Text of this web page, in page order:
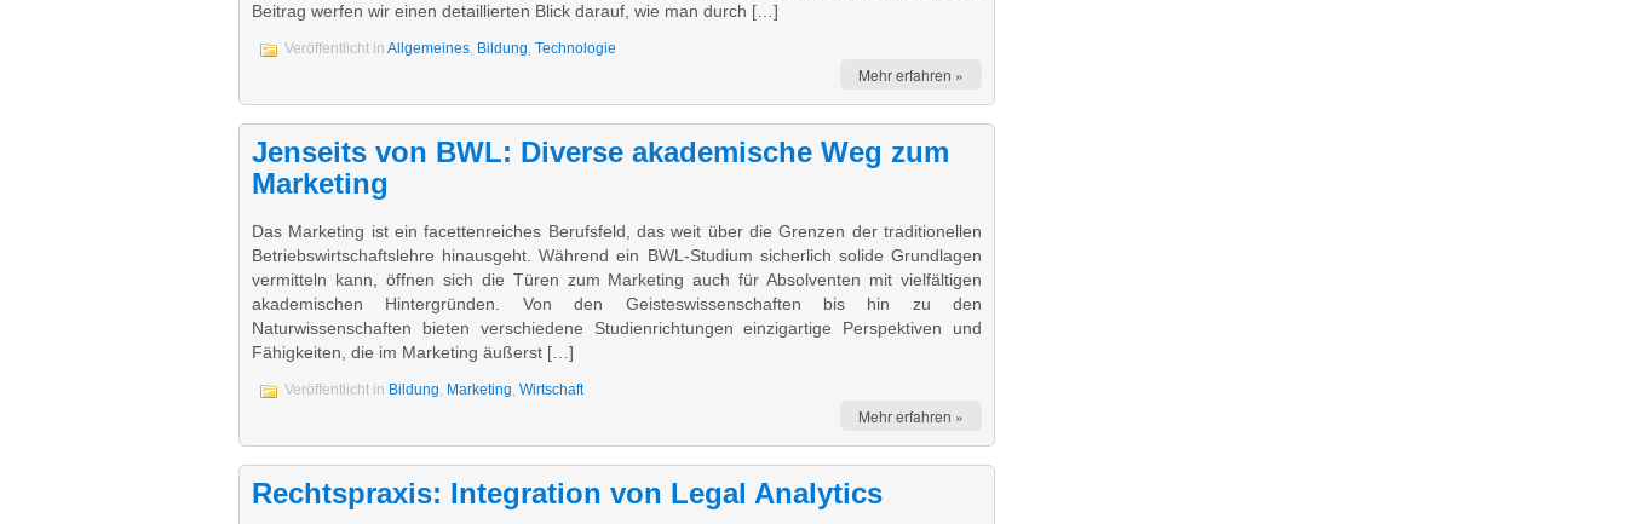
Beitrag werfen wir einen detaillierten Blick darauf, wie man durch […]
Veröffentlicht in Allgemeines, Bildung, Technologie
Mehr erfahren »
Jenseits von BWL: Diverse akademische Weg zum
Marketing
Das Marketing ist ein facettenreiches Berufsfeld, das weit über die Grenzen der traditionellen
Betriebswirtschaftslehre hinausgeht. Während ein BWL-Studium sicherlich solide Grundlagen
vermitteln kann, öffnen sich die Türen zum Marketing auch für Absolventen mit vielfältigen
akademischen Hintergründen. Von den Geisteswissenschaften bis hin zu den
Naturwissenschaften bieten verschiedene Studienrichtungen einzigartige Perspektiven und
Fähigkeiten, die im Marketing äußerst […]
Veröffentlicht in Bildung, Marketing, Wirtschaft
Mehr erfahren »
Rechtspraxis: Integration von Legal Analytics